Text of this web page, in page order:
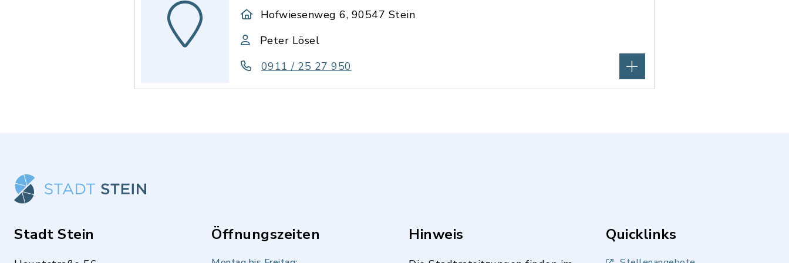
Hofwiesenweg 6, 90547 Stein
Peter Lösel
0911 / 25 27 950
Stadt Stein Öffnungszeiten Hinweis Quicklinks